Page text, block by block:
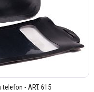
- ART. 615